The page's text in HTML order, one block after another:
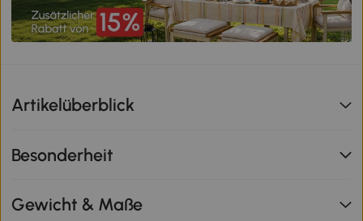
Artikelüberblick
Besonderheit
Gewicht & Maße